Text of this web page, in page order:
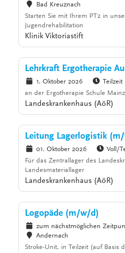
Bad Kreuznach
Starten Sie mit Ihrem PT2 in
Jugendrehabilitation
Klinik Viktoriastift
Lehrkraft Ergotherapie
1. Oktober 2026 Teilzeit
an der Ergotherapie Schule Mainz
Landeskrankenhaus (AöR)
Leitung Lagerlogistik
01. Oktober 2026 Voll/
Für das Zentrallager des
Landesmateriallager
Landeskrankenhaus (AöR)
Logopäde (m/w/d)
zum nächstmöglichen
Andernach
Stroke-Unit, in Teilzeit (auf Basis